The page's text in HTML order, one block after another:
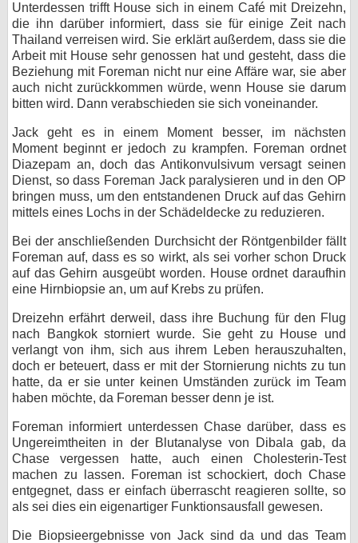
Unterdessen trifft House sich in einem Café mit Dreizehn,
die ihn darüber informiert, dass sie für einige Zeit nach
Thailand verreisen wird. Sie erklärt außerdem, dass sie die
Arbeit mit House sehr genossen hat und gesteht, dass die
Beziehung mit Foreman nicht nur eine Affäre war, sie aber
auch nicht zurückkommen würde, wenn House sie darum
bitten wird. Dann verabschieden sie sich voneinander.
Jack geht es in einem Moment besser, im nächsten
Moment beginnt er jedoch zu krampfen. Foreman ordnet
Diazepam an, doch das Antikonvulsivum versagt seinen
Dienst, so dass Foreman Jack paralysieren und in den OP
bringen muss, um den entstandenen Druck auf das Gehirn
mittels eines Lochs in der Schädeldecke zu reduzieren.
Bei der anschließenden Durchsicht der Röntgenbilder fällt
Foreman auf, dass es so wirkt, als sei vorher schon Druck
auf das Gehirn ausgeübt worden. House ordnet daraufhin
eine Hirnbiopsie an, um auf Krebs zu prüfen.
Dreizehn erfährt derweil, dass ihre Buchung für den Flug
nach Bangkok storniert wurde. Sie geht zu House und
verlangt von ihm, sich aus ihrem Leben herauszuhalten,
doch er beteuert, dass er mit der Stornierung nichts zu tun
hatte, da er sie unter keinen Umständen zurück im Team
haben möchte, da Foreman besser denn je ist.
Foreman informiert unterdessen Chase darüber, dass es
Ungereimtheiten in der Blutanalyse von Dibala gab, da
Chase vergessen hatte, auch einen Cholesterin-Test
machen zu lassen. Foreman ist schockiert, doch Chase
entgegnet, dass er einfach überrascht reagieren sollte, so
als sei dies ein eigenartiger Funktionsausfall gewesen.
Die Biopsieergebnisse von Jack sind da und das Team